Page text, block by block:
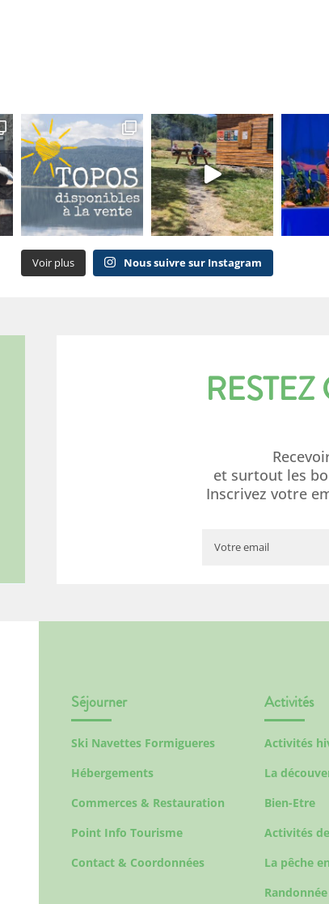
Voir plus Nous suivre sur Instagram
et surtout les
Inscrivez votre
Séjourner
Ski Navettes Formigueres
Hébergements
Commerces & Restauration
Point Info Tourisme
Contact & Coordonnées
Activités
Activités
La
Bien-Etre
Activités
La pêche
Randonnée